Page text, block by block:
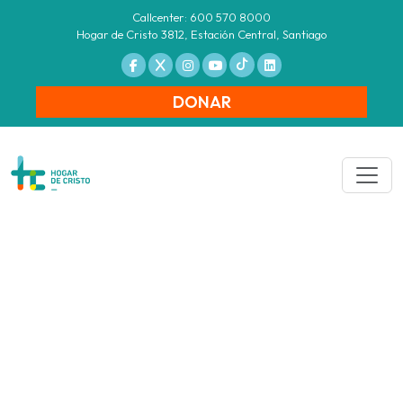
Callcenter: 600 570 8000
Hogar de Cristo 3812, Estación Central, Santiago
DONAR